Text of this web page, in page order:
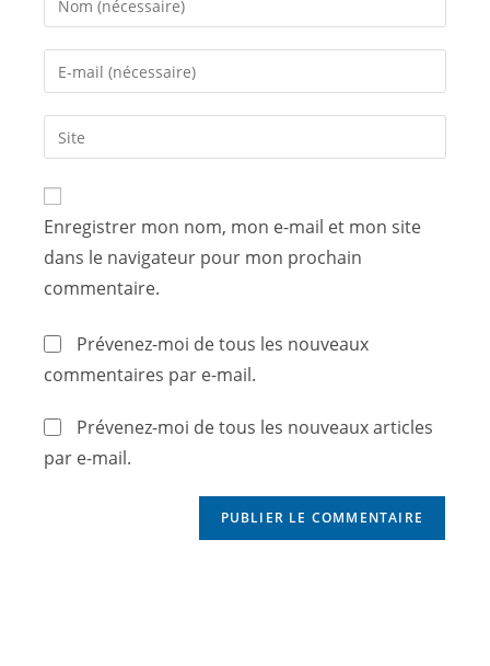
Enregistrer mon nom, mon e-mail et mon site
dans le navigateur pour mon prochain
commentaire.
Prévenez-moi de tous les nouveaux
commentaires par e-mail.
Prévenez-moi de tous les nouveaux articles
par e-mail.